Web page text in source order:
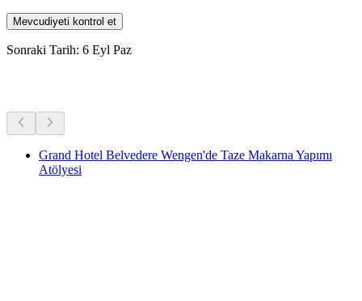
Mevcudiyeti kontrol et
Sonraki Tarih: 6 Eyl Paz
Grand Hotel Belvedere Wengen'de Taze Makarna Yapımı
Atölyesi